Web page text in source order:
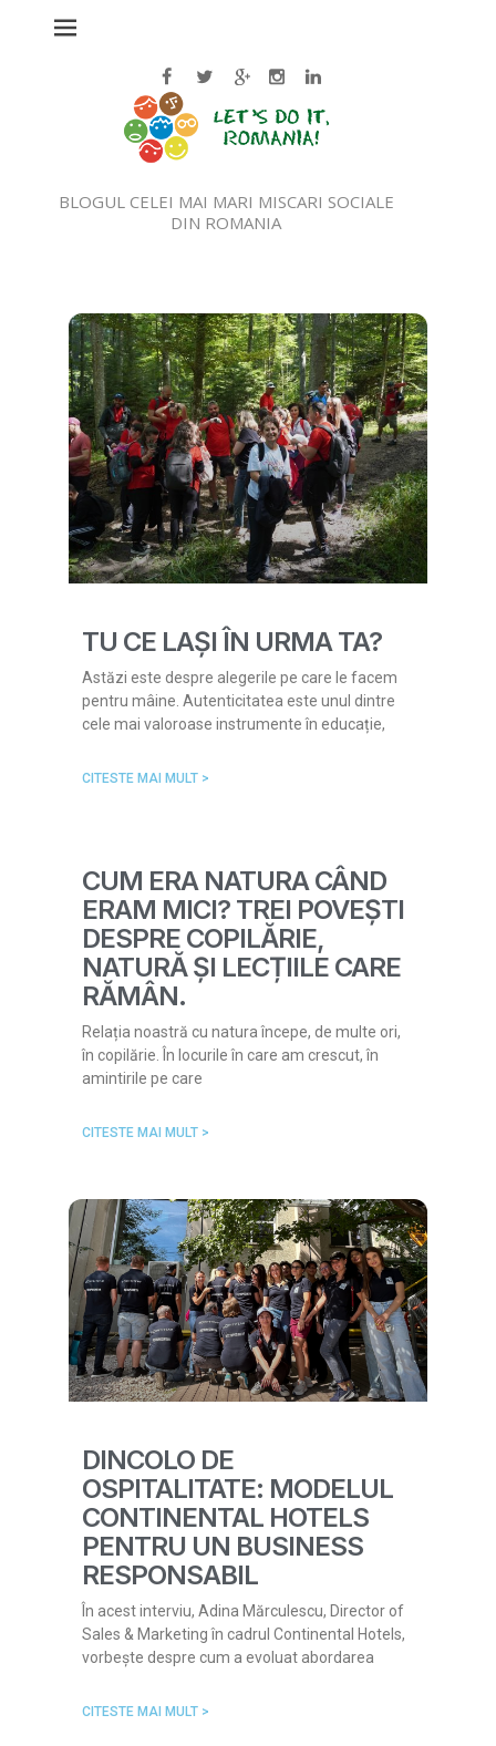
BLOGUL CELEI MAI MARI MISCARI SOCIALE
DIN ROMANIA
TU CE LAȘI ÎN URMA TA?
Astăzi este despre alegerile pe care le facem
pentru mâine. Autenticitatea este unul dintre
cele mai valoroase instrumente în educație,
CITESTE MAI MULT >
CUM ERA NATURA CÂND
ERAM MICI? TREI POVEȘTI
DESPRE COPILĂRIE,
NATURĂ ȘI LECȚIILE CARE
RĂMÂN.
Relația noastră cu natura începe, de multe ori,
în copilărie. În locurile în care am crescut, în
amintirile pe care
CITESTE MAI MULT >
DINCOLO DE
OSPITALITATE: MODELUL
CONTINENTAL HOTELS
PENTRU UN BUSINESS
RESPONSABIL
În acest interviu, Adina Mărculescu, Director of
Sales & Marketing în cadrul Continental Hotels,
vorbește despre cum a evoluat abordarea
CITESTE MAI MULT >